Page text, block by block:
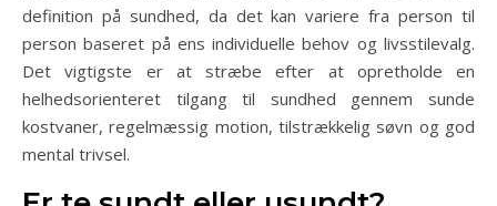
definition på sundhed, da det kan variere fra person til
person baseret på ens individuelle behov og livsstilevalg.
Det vigtigste er at stræbe efter at opretholde en
helhedsorienteret tilgang til sundhed gennem sunde
kostvaner, regelmæssig motion, tilstrækkelig søvn og god
mental trivsel.